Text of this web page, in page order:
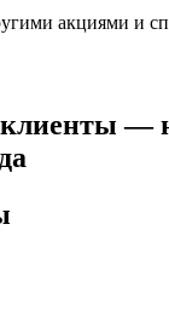
акциями и
—